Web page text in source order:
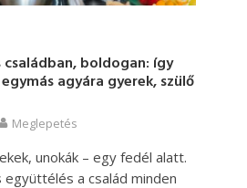
boldogan: így
agyára gyerek, szülő
Meglepetés
unokák – egy fedél alatt.
a család minden